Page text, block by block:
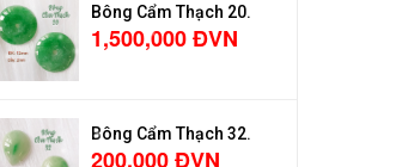
Bông Cẩm Thạch 20.
1,500,000 ĐVN
Bông Cẩm Thạch 32.
200,000 ĐVN